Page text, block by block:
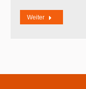
Weiter